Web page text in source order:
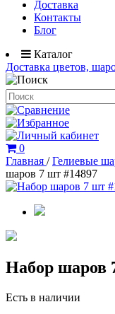
Доставка
Контакты
Блог
Каталог
Доставка цветов,
0
Главная /Гелиевые
шаров 7 шт #14897
Набор шаров
Есть в наличии